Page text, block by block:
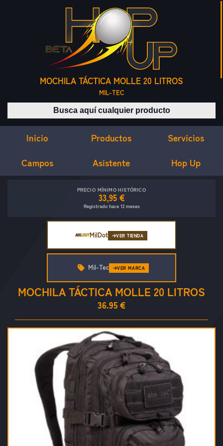
MOCHILA TÁCTICA MOLLE 20 LITROS
MIL-TEC
Buscar productos
Inicio Productos Servicios
Campos Asistente Hop Up
PRECIO MÍNIMO HISTÓRICO
33,95 €
Registrado hace 12 meses
MilDot VER TIENDA
MOCHILA TÁCTICA MOLLE 20 LITROS
36.95 €
Mil-Tec VER MARCA